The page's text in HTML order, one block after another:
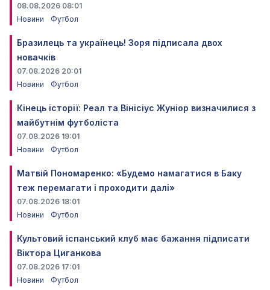
08.08.2026 08:01
Новини
Футбол
Бразилець та українець! Зоря підписала двох
новачків
07.08.2026 20:01
Новини
Футбол
Кінець історії: Реал та Вінісіус Жуніор визначилися з
майбутнім футболіста
07.08.2026 19:01
Новини
Футбол
Матвій Пономаренко: «Будемо намагатися в Баку
теж перемагати і проходити далі»
07.08.2026 18:01
Новини
Футбол
Культовий іспанський клуб має бажання підписати
Віктора Циганкова
07.08.2026 17:01
Новини
Футбол